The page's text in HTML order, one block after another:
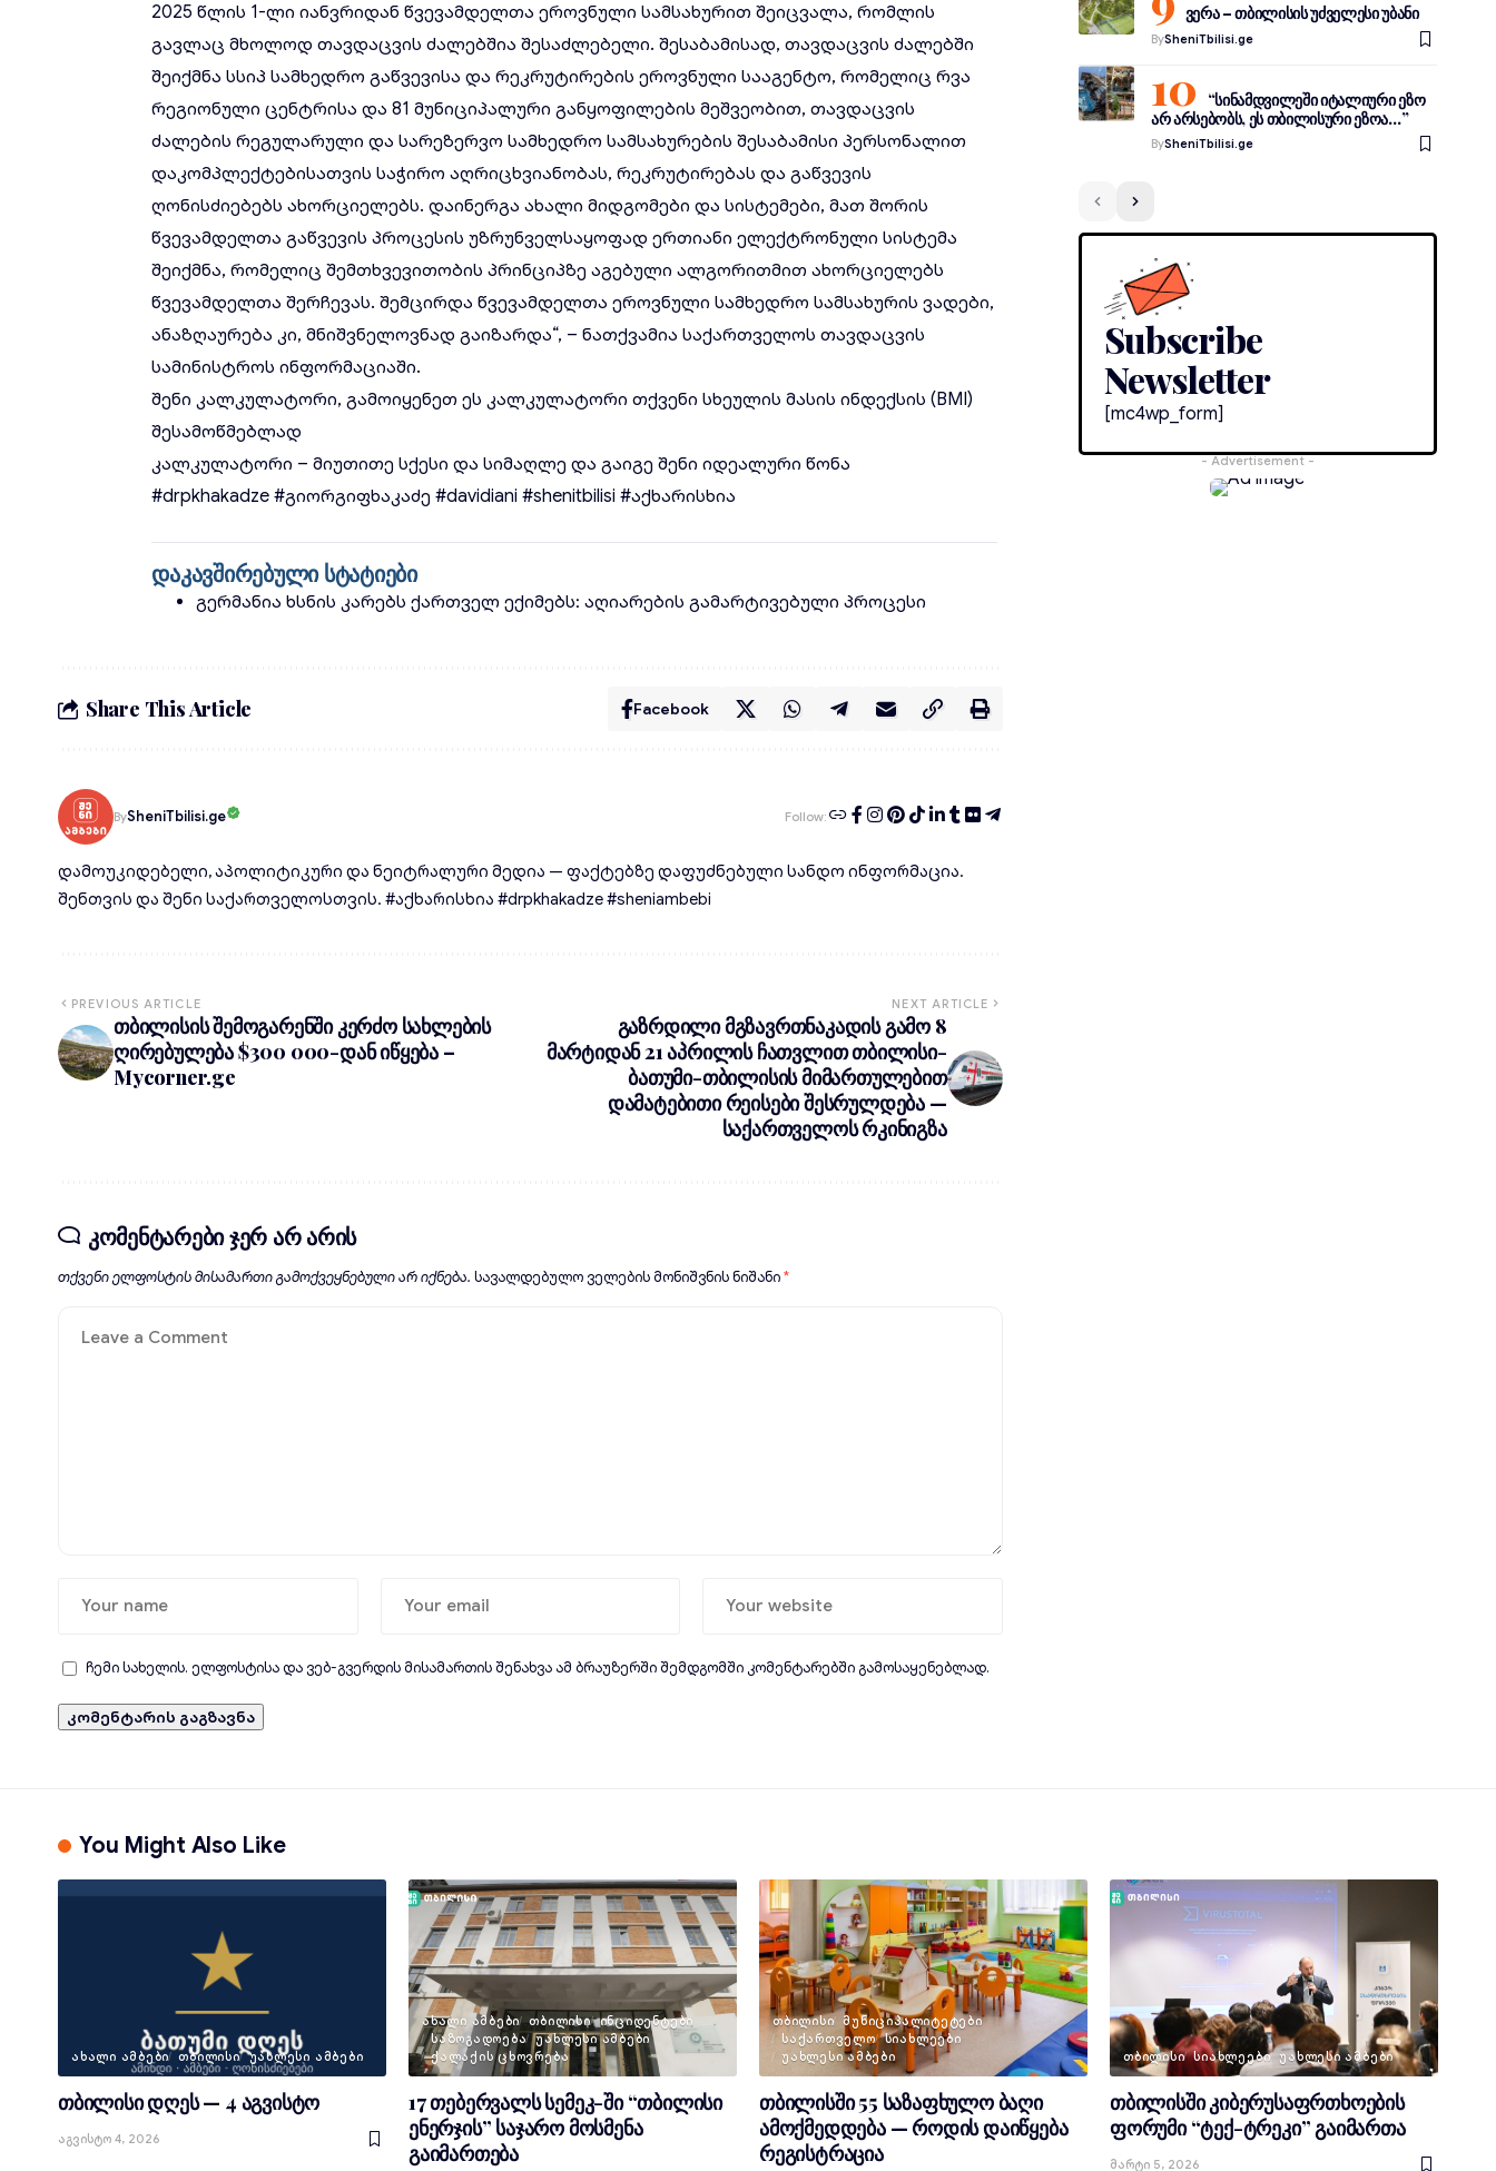
2025 წლის 1-ლი იანვრიდან წვევამდელთა ეროვნული სამსახურით შეიცვალა, რომლის
გავლაც მხოლოდ თავდაცვის ძალებშია შესაძლებელი. შესაბამისად, თავდაცვის ძალებში
შეიქმნა სსიპ სამხედრო გაწვევისა და რეკრუტირების ეროვნული სააგენტო, რომელიც რვა
რეგიონული ცენტრისა და 81 მუნიციპალური განყოფილების მეშვეობით, თავდაცვის
ძალების რეგულარული და სარეზერვო სამხედრო სამსახურების შესაბამისი პერსონალით
დაკომპლექტებისათვის საჭირო აღრიცხვიანობას, რეკრუტირებას და გაწვევის
ღონისძიებებს ახორციელებს. დაინერგა ახალი მიდგომები და სისტემები, მათ შორის
წვევამდელთა გაწვევის პროცესის უზრუნველსაყოფად ერთიანი ელექტრონული სისტემა
შეიქმნა, რომელიც შემთხვევითობის პრინციპზე აგებული ალგორითმით ახორციელებს
წვევამდელთა შერჩევას. შემცირდა წვევამდელთა ეროვნული სამხედრო სამსახურის ვადები,
ანაზღაურება კი, მნიშვნელოვნად გაიზარდა“, – ნათქვამია საქართველოს თავდაცვის
სამინისტროს ინფორმაციაში.
შენი კალკულატორი, გამოიყენეთ ეს კალკულატორი თქვენი სხეულის მასის ინდექსის (BMI)
შესამოწმებლად
კალკულატორი – მიუთითე სქესი და სიმაღლე და გაიგე შენი იდეალური წონა
#drpkhakadze #გიორგიფხაკაძე #davidiani #shenitbilisi #აქხარისხია
დაკავშირებული სტატიები
გერმანია ხსნის კარებს ქართველ ექიმებს: აღიარების გამარტივებული პროცესი
Share This Article Facebook
BySheniTbilisi.ge Follow:
დამოუკიდებელი, აპოლიტიკური და ნეიტრალური მედია — ფაქტებზე დაფუძნებული სანდო ინფორმაცია.
შენთვის და შენი საქართველოსთვის. #აქხარისხია #drpkhakadze #sheniambebi
PREVIOUS ARTICLE
თბილისის შემოგარენში კერძო სახლების
ღირებულება $300 000-დან იწყება –
Mycorner.ge
NEXT ARTICLE
გაზრდილი მგზავრთნაკადის გამო 8
მარტიდან 21 აპრილის ჩათვლით თბილისი-
ბათუმი-თბილისის მიმართულებით
დამატებითი რეისები შესრულდება —
საქართველოს რკინიგზა
კომენტარები ჯერ არ არის
თქვენი ელფოსტის მისამართი გამოქვეყნებული არ იქნება. სავალდებულო ველების მონიშვნის ნიშანი*
ჩემი სახელის. ელფოსტისა და ვებ-გვერდის მისამართის შენახვა ამ ბრაუზერში შემდგომში კომენტარებში გამოსაყენებლად.
ვერა – თბილისის უძველესი უბანი
BySheniTbilisi.ge
“სინამდვილეში იტალიური ეზო
არ არსებობს, ეს თბილისური ეზოა…”
BySheniTbilisi.ge
Subscribe
Newsletter
[mc4wp_form]
- Advertisement -
You Might Also Like
ᲐᲮᲐᲚᲘ ᲐᲛᲑᲔᲑᲘ ᲗᲑᲘᲚᲘᲡᲘ ᲣᲐᲮᲚᲔᲡᲘ ᲐᲛᲑᲔᲑᲘ
თბილისი დღეს — 4 აგვისტო
Აგვისტო 4, 2026
ᲐᲮᲐᲚᲘ ᲐᲛᲑᲔᲑᲘ ᲗᲑᲘᲚᲘᲡᲘ ᲘᲜᲪᲘᲓᲔᲜᲢᲔᲑᲘ
ᲡᲐᲖᲝᲒᲐᲓᲝᲔᲑᲐ ᲣᲐᲮᲚᲔᲡᲘ ᲐᲛᲑᲔᲑᲘ
ᲥᲐᲚᲐᲥᲘᲡ ᲪᲮᲝᲕᲠᲔᲑᲐ
17 თებერვალს სემეკ-ში “თბილისი
ენერჯის” საჯარო მოსმენა
გაიმართება
ᲗᲑᲘᲚᲘᲡᲘ
ᲛᲣᲜᲘᲪᲘᲞᲐᲚᲘᲢᲔᲢᲔᲑᲘ
ᲡᲐᲥᲐᲠᲗᲕᲔᲚᲝ ᲡᲘᲐᲮᲚᲔᲔᲑᲘ
ᲣᲐᲮᲚᲔᲡᲘ ᲐᲛᲑᲔᲑᲘ
თბილისში 55 საზაფხულო ბაღი
ამოქმედდება — როდის დაიწყება
რეგისტრაცია
ᲗᲑᲘᲚᲘᲡᲘ ᲡᲘᲐᲮᲚᲔᲔᲑᲘ ᲣᲐᲮᲚᲔᲡᲘ ᲐᲛᲑᲔᲑᲘ
თბილისში კიბერუსაფრთხოების
ფორუმი “ტექ-ტრეკი” გაიმართა
Მარტი 5, 2026